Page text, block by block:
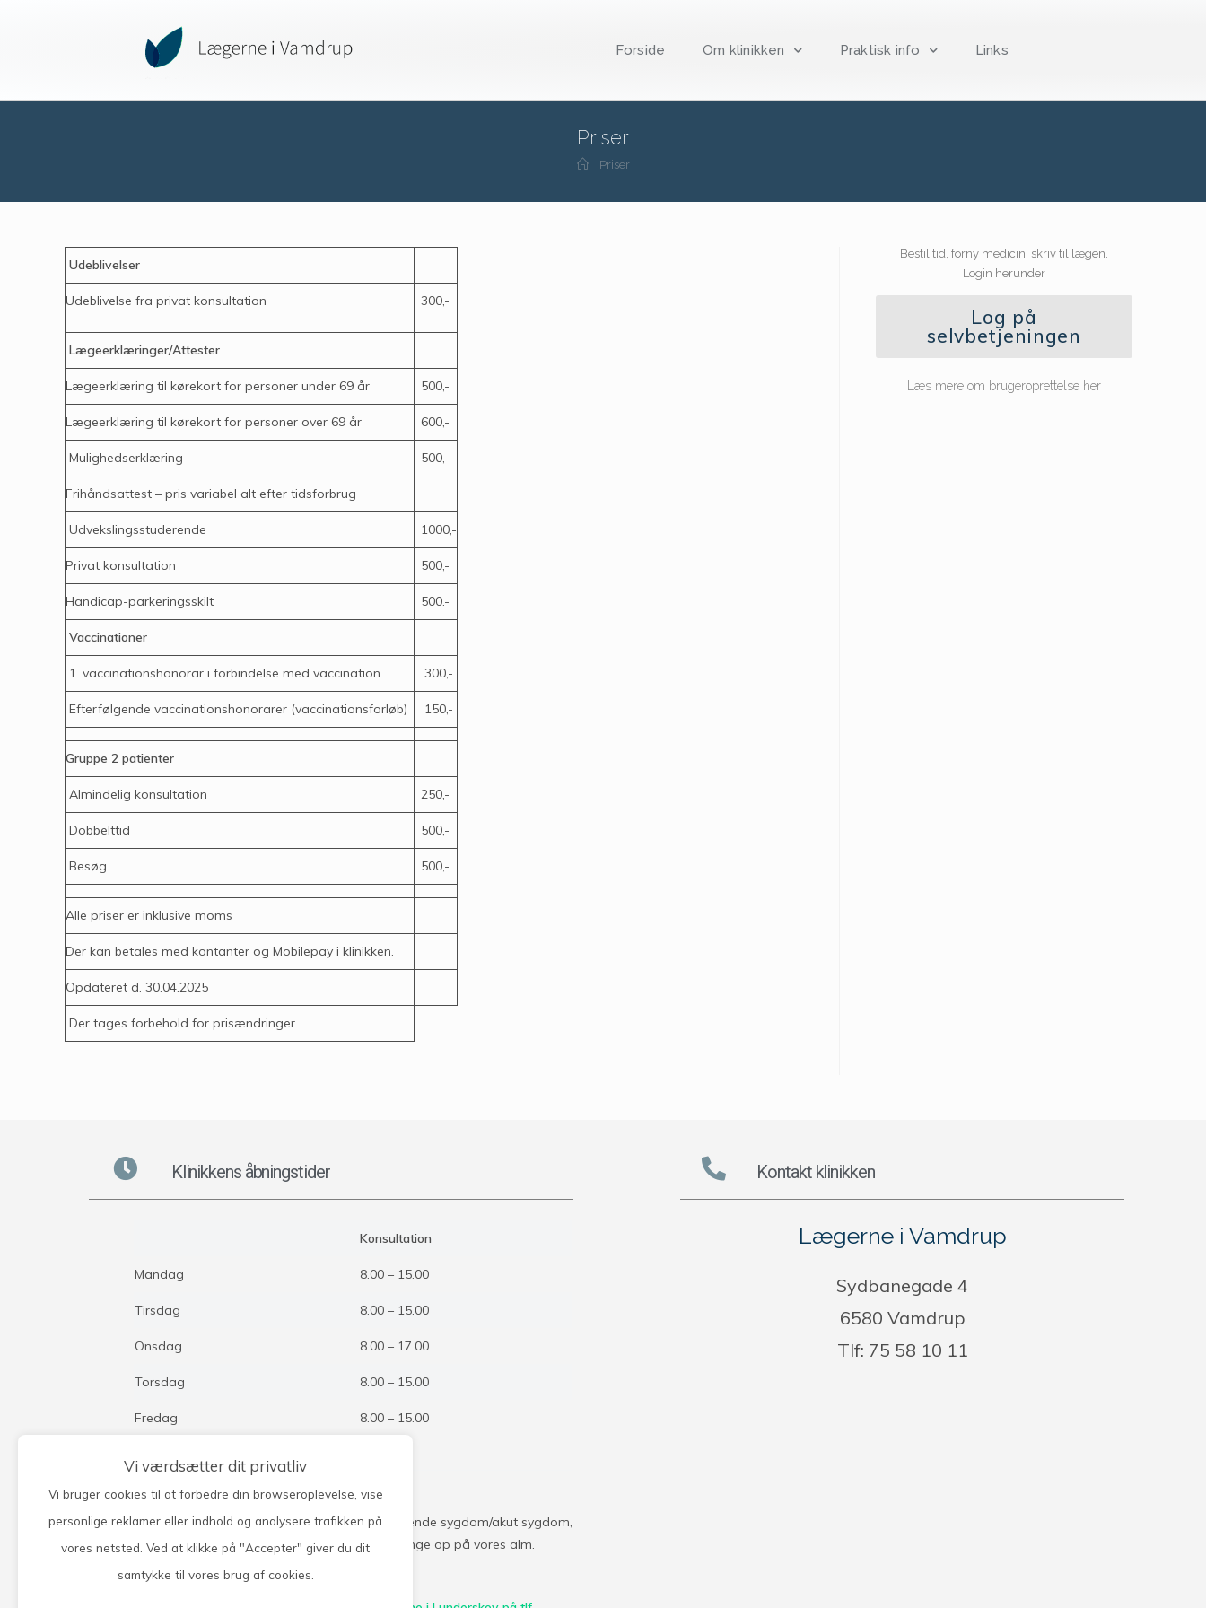
Forside Om klinikken Praktisk info Links
Priser
Priser
Udeblivelser
Udeblivelse fra privat konsultation 300,-
Lægeerklæringer/Attester
Lægeerklæring til kørekort for personer under 69 år 500,-
Lægeerklæring til kørekort for personer over 69 år 600,-
Mulighedserklæring 500,-
Frihåndsattest – pris variabel alt efter tidsforbrug
Udvekslingsstuderende 1000,-
Privat konsultation 500,-
Handicap-parkeringsskilt 500.-
Vaccinationer
1. vaccinationshonorar i forbindelse med vaccination 300,-
Efterfølgende vaccinationshonorarer (vaccinationsforløb) 150,-
Gruppe 2 patienter
Almindelig konsultation 250,-
Dobbelttid 500,-
Besøg 500,-
Alle priser er inklusive moms
Der kan betales med kontanter og Mobilepay i klinikken.
Opdateret d. 30.04.2025
Der tages forbehold for prisændringer.
Bestil tid, forny medicin, skriv til lægen.
Login herunder
Log på
selvbetjeningen
Læs mere om brugeroprettelse her
Klinikkens åbningstider
Konsultation
Mandag 8.00 – 15.00
Tirsdag 8.00 – 15.00
Onsdag 8.00 – 17.00
Torsdag 8.00 – 15.00
Fredag 8.00 – 15.00
Vores AKUT-telefon er åbent kl. 8-16 for livstruende sygdom/akut sygdom,
der ikke kan vente til næste dag. Du skal blot ringe op på vores alm.
telefonnummer for omstilling.
Kontakt klinikken
Lægerne i Vamdrup
Sydbanegade 4
6580 Vamdrup
Tlf: 75 58 10 11
Vi værdsætter dit privatliv
Vi bruger cookies til at forbedre din browseroplevelse, vise
personlige reklamer eller indhold og analysere trafikken på
vores netsted. Ved at klikke på "Accepter" giver du dit
samtykke til vores brug af cookies.